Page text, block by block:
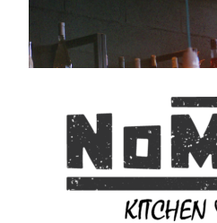
ACTUALITÉS